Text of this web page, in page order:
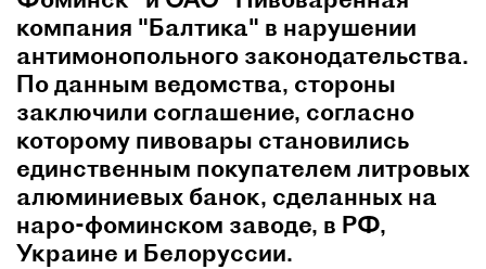
компания "Балтика" в нарушении
антимонопольного законодательства.
По данным ведомства, стороны
заключили соглашение, согласно
которому пивовары становились
единственным покупателем литровых
алюминиевых банок, сделанных на
наро-фоминском заводе, в РФ,
Украине и Белоруссии.